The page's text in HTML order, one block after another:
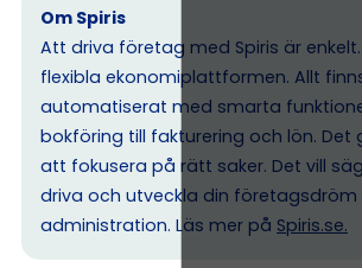
Om Spiris
Att driva företag med Spiris är
flexibla ekonomiplattformen. Allt
automatiserat med smarta
bokföring till fakturering och lön. Det
att fokusera på rätt saker. Det vill
driva och utveckla din företagsdröm
administration. Läs mer på Spiris.se.